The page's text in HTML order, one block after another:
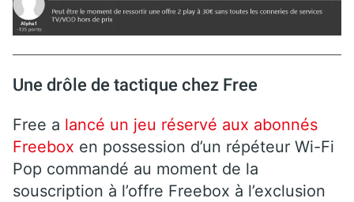
Une drôle de tactique chez Free
Free a lancé un jeu réservé aux abonnés
Freebox en possession d’un répéteur Wi-Fi
Pop commandé au moment de la
souscription à l’offre Freebox à l’exclusion